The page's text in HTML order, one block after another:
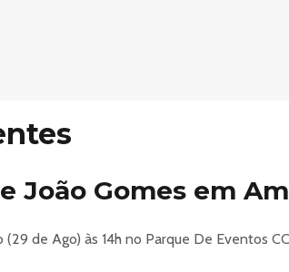
João Gomes em
de Ago) às 14h no Parque De Eventos